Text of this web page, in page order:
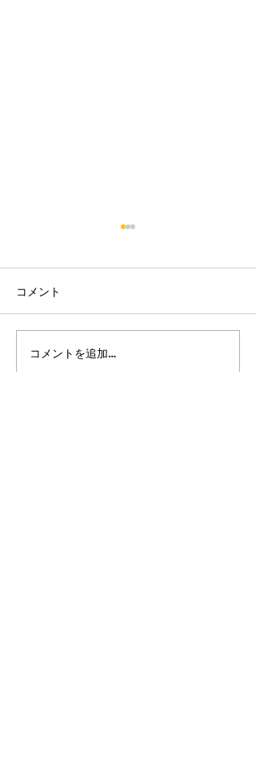
2026/08/06 市松参戦
コメント
コメントを追加…